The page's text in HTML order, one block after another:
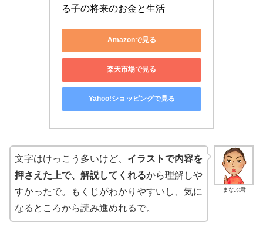
る子の将来のお金と生活
Amazonで見る
楽天市場で見る
Yahoo!ショッピングで見る
まなぶ君
文字はけっこう多いけど、 イラストで内容を
押さえた上で、解説してくれるから理解しや
すかったで。もくじがわかりやすいし、気に
なるところから読み進めれるで。